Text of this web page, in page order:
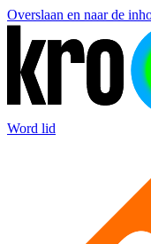
Overslaan en naar de
Word lid